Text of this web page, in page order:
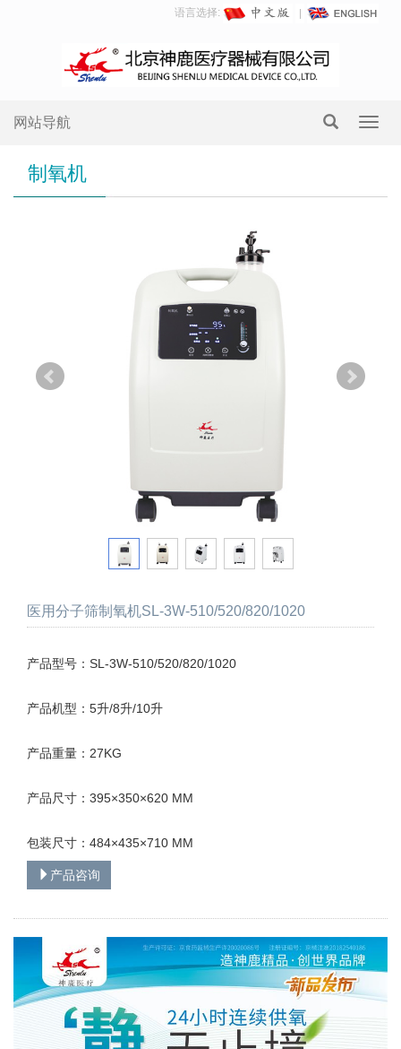
语言选择:
网站导航
制氧机
医用分子筛制氧机SL-3W-510/520/820/1020
产品型号：SL-3W-510/520/820/1020
产品机型：5升/8升/10升
产品重量：27KG
产品尺寸：395×350×620 MM
包装尺寸：484×435×710 MM
产品咨询